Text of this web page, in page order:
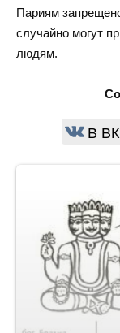
Париям
случайно могут
людям.
В ВК